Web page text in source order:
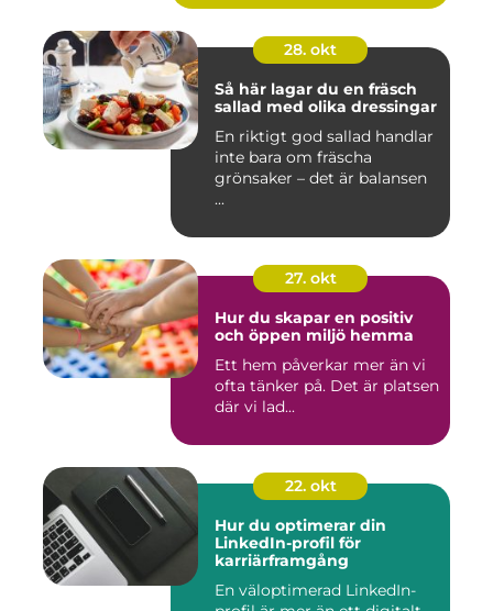
28. okt
Så här lagar du en fräsch
sallad med olika dressingar
En riktigt god sallad handlar
inte bara om fräscha
grönsaker – det är balansen
...
27. okt
Hur du skapar en positiv
och öppen miljö hemma
Ett hem påverkar mer än vi
ofta tänker på. Det är platsen
där vi lad...
22. okt
Hur du optimerar din
LinkedIn-profil för
karriärframgång
En väloptimerad LinkedIn-